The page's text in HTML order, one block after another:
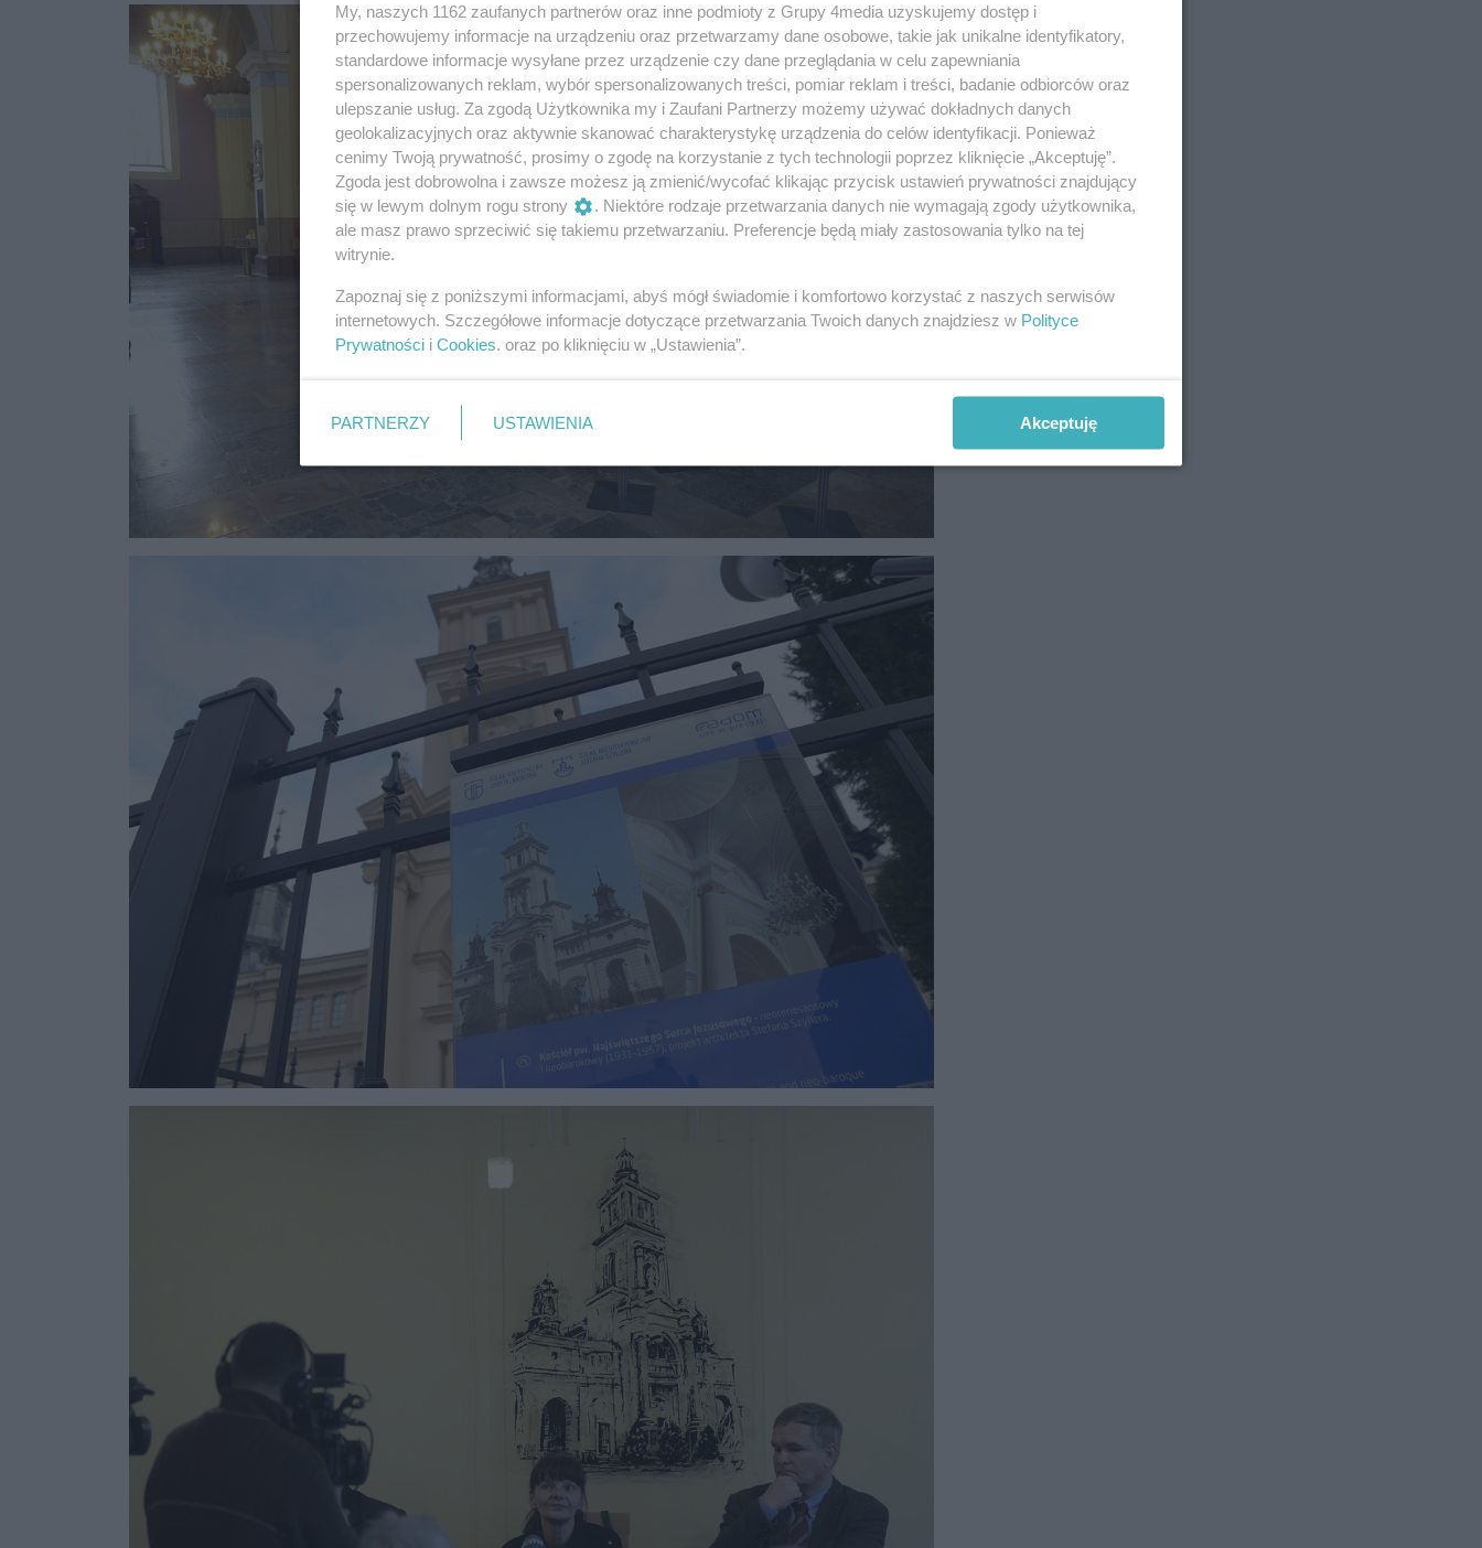
My, naszych 1162 zaufanych partnerów oraz inne podmioty z Grupy 4media uzyskujemy dostęp i
przechowujemy informacje na urządzeniu oraz przetwarzamy dane osobowe, takie jak unikalne identyfikatory,
standardowe informacje wysyłane przez urządzenie czy dane przeglądania w celu zapewniania
spersonalizowanych reklam, wybór spersonalizowanych treści, pomiar reklam i treści, badanie odbiorców oraz
ulepszanie usług. Za zgodą Użytkownika my i Zaufani Partnerzy możemy używać dokładnych danych
geolokalizacyjnych oraz aktywnie skanować charakterystykę urządzenia do celów identyfikacji. Ponieważ
cenimy Twoją prywatność, prosimy o zgodę na korzystanie z tych technologii poprzez kliknięcie „Akceptuję”.
Zgoda jest dobrowolna i zawsze możesz ją zmienić/wycofać klikając przycisk ustawień prywatności znajdujący
się w lewym dolnym rogu strony
. Niektóre rodzaje przetwarzania danych nie wymagają zgody użytkownika,
ale masz prawo sprzeciwić się takiemu przetwarzaniu. Preferencje będą miały zastosowania tylko na tej
witrynie.
Zapoznaj się z poniższymi informacjami, abyś mógł świadomie i komfortowo korzystać z naszych serwisów
internetowych. Szczegółowe informacje dotyczące przetwarzania Twoich danych znajdziesz w Polityce
Prywatności i Cookies. oraz po kliknięciu w „Ustawienia”.
PARTNERZY USTAWIENIA Akceptuję